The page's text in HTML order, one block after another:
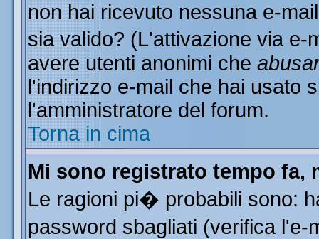
non hai ricevuto nessuna e-
sia valido? (L'attivazione via
avere utenti anonimi che
l'indirizzo e-mail che hai usato
l'amministratore del forum.
Torna in cima
Mi sono registrato tempo
Le ragioni pi� probabili sono:
password sbagliati (verifica